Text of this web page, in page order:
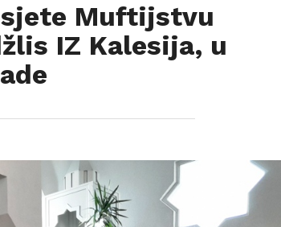
Muftijstvu
IZ Kalesija, u